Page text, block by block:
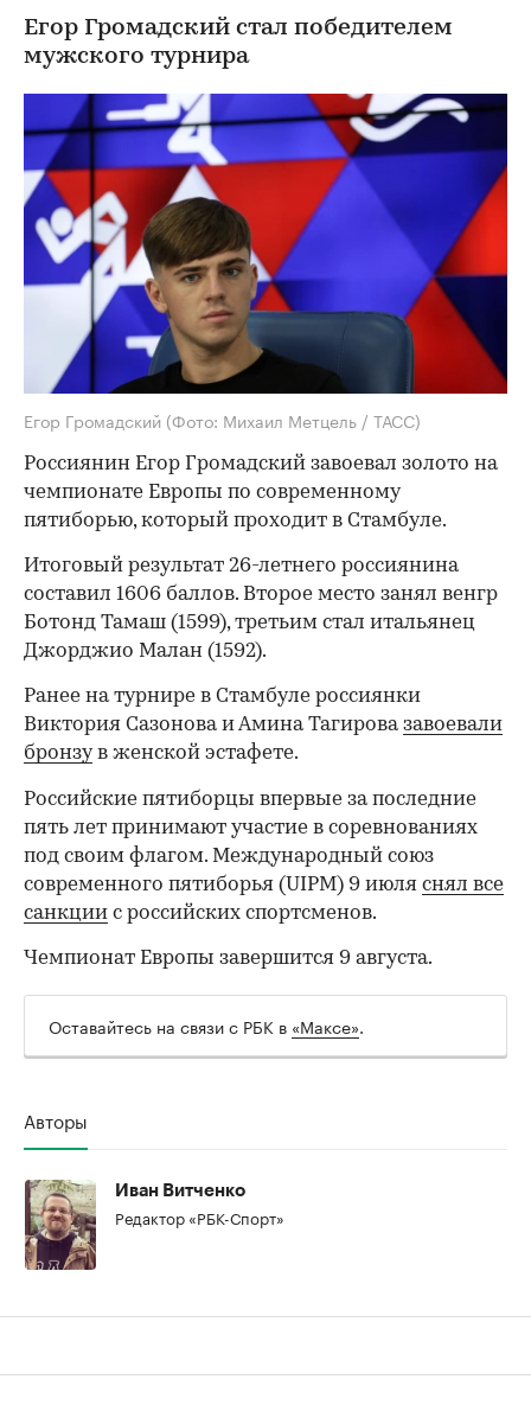
Егор Громадский стал победителем
мужского турнира
Егор Громадский (Фото: Михаил Метцель / ТАСС)
Россиянин Егор Громадский завоевал золото на
чемпионате Европы по современному
пятиборью, который проходит в Стамбуле.
Итоговый результат 26-летнего россиянина
составил 1606 баллов. Второе место занял венгр
Ботонд Тамаш (1599), третьим стал итальянец
Джорджио Малан (1592).
Ранее на турнире в Стамбуле россиянки
Виктория Сазонова и Амина Тагировазавоевали
бронзув женской эстафете.
00:00 / 00:00
Российские пятиборцы впервые за последние
пять лет принимают участие в соревнованиях
под своим флагом. Международный союз
современного пятиборья (UIPM) 9 июля снял все
санкции с российских спортсменов.
Чемпионат Европы завершится 9 августа.
Оставайтесь на связи с РБК в «Максе».
Авторы
Иван Витченко
Редактор «РБК-Спорт»